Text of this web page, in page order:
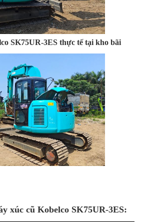
SK75UR-3ES thực tế tại kho bãi
xúc cũ Kobelco SK75UR-3ES: